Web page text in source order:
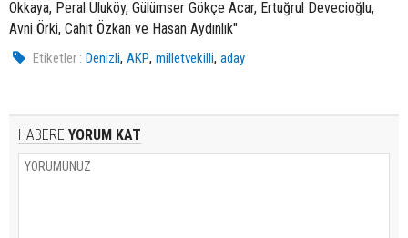
Okkaya, Peral Uluköy, Gülümser Gökçe Acar, Ertuğrul Devecioğlu,
Avni Örki, Cahit Özkan ve Hasan Aydınlık"
Etiketler : Denizli,AKP,milletvekilli,aday
HABERE YORUM KAT